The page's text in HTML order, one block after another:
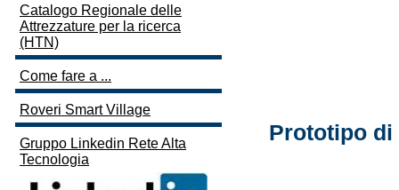
Catalogo Regionale delle
Attrezzature per la ricerca
(HTN)
Come fare a ...
Roveri Smart Village
Gruppo Linkedin Rete Alta
Tecnologia
Prototipo